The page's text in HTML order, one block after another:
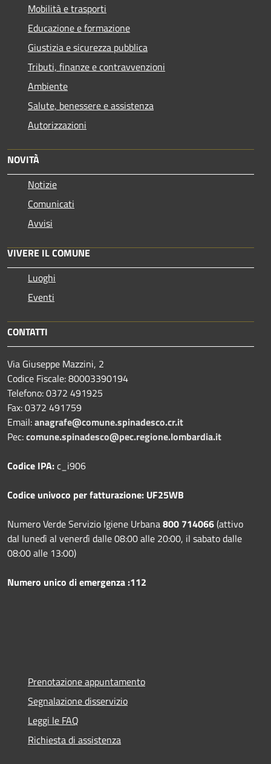
Mobilità e trasporti
Educazione e formazione
Giustizia e sicurezza pubblica
Tributi, finanze e contravvenzioni
Ambiente
Salute, benessere e assistenza
Autorizzazioni
NOVITÀ
Notizie
Comunicati
Avvisi
VIVERE IL COMUNE
Luoghi
Eventi
CONTATTI
Via Giuseppe Mazzini, 2
Codice Fiscale: 80003390194
Telefono:0372 491925
Fax:0372 491759
Email:anagrafe@comune.spinadesco.cr.it
Pec:comune.spinadesco@pec.regione.lombardia.it
Codice IPA:c_i906
Codice univoco per fatturazione: UF25WB
Numero Verde Servizio Igiene Urbana800 714066(attivo
dal lunedì al venerdì dalle 08:00 alle 20:00, il sabato dalle
08:00 alle 13:00)
Numero unico di emergenza :112
Prenotazione appuntamento
Segnalazione disservizio
Leggi le FAQ
Richiesta di assistenza